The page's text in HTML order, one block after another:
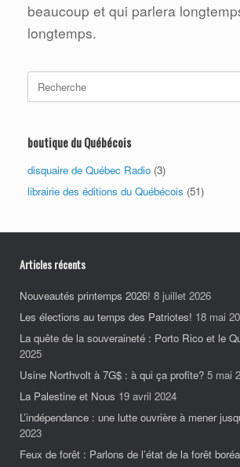
beaucoup et qui parlera
longtemps.
for:
boutique du Québécois
disquaire de Québec Radio (3)
librairie des éditions du Québécois (51)
Articles récents
Nouveautés printemps 2026! 8 juillet 2026
Les élections au temps des Patriotes! 18 mai
La quête de la souveraineté : Porto Rico et le
2025
Usine Northvolt à 7G$ : à qui ça profite? 5 mai
La Palestine et Nous 19 avril 2024
L’indépendance : une lutte ouvrière à mener
2023
Feux de forêt : Parlons de l’état de la forêt